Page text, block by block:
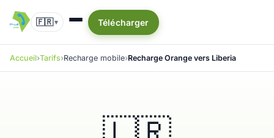
🇫🇷▾ Télécharger
Accueil Tarifs Recharge mobile Recharge Orange vers Liberia